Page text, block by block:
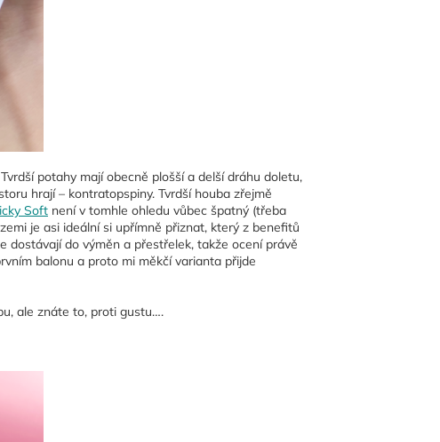
Tvrdší potahy mají obecně plošší a delší dráhu doletu,
hrají – kontratopspiny. Tvrdší houba zřejmě
Soft není v tomhle ohledu vůbec špatný (třeba
je asi ideální si upřímně přiznat, který z benefitů
dostávají do výměn a přestřelek, takže ocení právě
balonu a proto mi měkčí varianta přijde
ale znáte to, proti gustu….